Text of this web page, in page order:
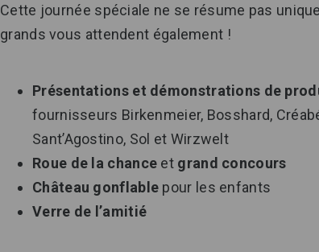
Cette journée spéciale ne se résume pas
grands vous attendent également !
Présentations et démonstrations de
fournisseurs Birkenmeier, Bosshard,
Sant’Agostino, Sol et Wirzwelt
Roue de la chance et grand concours
Château gonflable pour les enfants
Verre de l’amitié